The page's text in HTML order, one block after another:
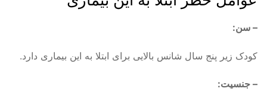
– سن:
کودک زیر پنج سال شانس بالایی برای ابتلا به این بیماری دارد.
– جنسیت: